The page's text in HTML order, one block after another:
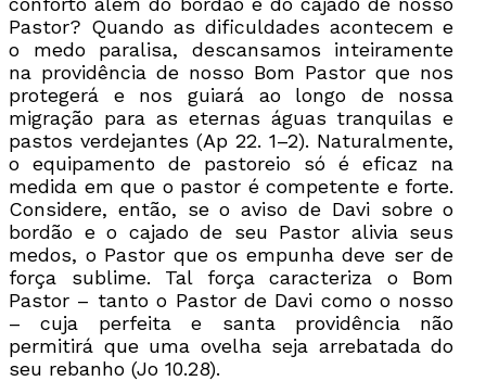
Pastor? Quando as dificuldades acontecem e
o medo paralisa, descansamos inteiramente
na providência de nosso Bom Pastor que nos
protegerá e nos guiará ao longo de nossa
migração para as eternas águas tranquilas e
pastos verdejantes (Ap 22. 1–2). Naturalmente,
o equipamento de pastoreio só é eficaz na
medida em que o pastor é competente e forte.
Considere, então, se o aviso de Davi sobre o
bordão e o cajado de seu Pastor alivia seus
medos, o Pastor que os empunha deve ser de
força sublime. Tal força caracteriza o Bom
Pastor – tanto o Pastor de Davi como o nosso
– cuja perfeita e santa providência não
permitirá que uma ovelha seja arrebatada do
seu rebanho (Jo 10.28).